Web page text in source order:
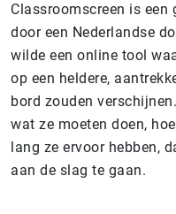
Classroomscreen is
door een Nederlandse
wilde een online tool
op een heldere,
bord zouden
wat ze moeten doen,
lang ze ervoor hebben,
aan de slag te gaan.